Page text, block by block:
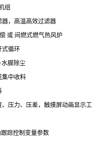
组
器，高温高效过滤器
或 间燃式燃气热风炉
式循环
水膜除尘
集中收料
压力、压差，触摸屏动画显示工
控制变量参数